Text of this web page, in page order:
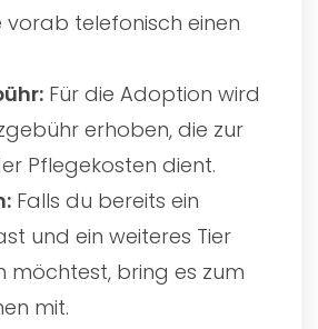
vorab telefonisch einen
Für die Adoption wird
erhoben, die zur
Pflegekosten dient.
Falls du bereits ein
und ein weiteres Tier
möchtest, bring es zum
mit.